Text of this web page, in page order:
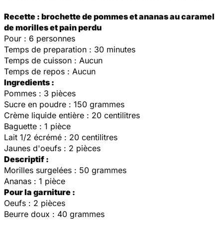
Recette : brochette de pommes et ananas au caramel
de morilles et pain perdu
Pour : 6 personnes
Temps de preparation : 30 minutes
Temps de cuisson : Aucun
Temps de repos : Aucun
Ingredients :
Pommes : 3 pièces
Sucre en poudre : 150 grammes
Crème liquide entière : 20 centilitres
Baguette : 1 pièce
Lait 1/2 écrémé : 20 centilitres
Jaunes d'oeufs : 2 pièces
Descriptif :
Morilles surgelées : 50 grammes
Ananas : 1 pièce
Pour la garniture :
Oeufs : 2 pièces
Beurre doux : 40 grammes